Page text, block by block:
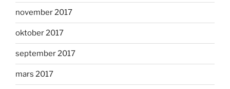
november 2017
oktober 2017
september 2017
mars 2017